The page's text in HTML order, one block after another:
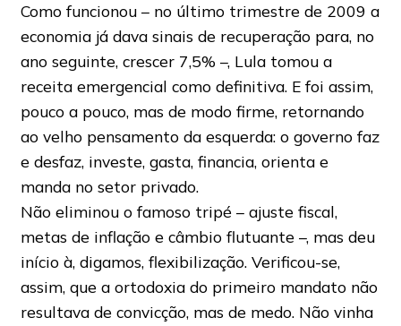
Como funcionou – no último trimestre de 2009 a
economia já dava sinais de recuperação para, no
ano seguinte, crescer 7,5% –, Lula tomou a
receita emergencial como definitiva. E foi assim,
pouco a pouco, mas de modo firme, retornando
ao velho pensamento da esquerda: o governo faz
e desfaz, investe, gasta, financia, orienta e
manda no setor privado.
Não eliminou o famoso tripé – ajuste fiscal,
metas de inflação e câmbio flutuante –, mas deu
início à, digamos, flexibilização. Verificou-se,
assim, que a ortodoxia do primeiro mandato não
resultava de convicção, mas de medo. Não vinha